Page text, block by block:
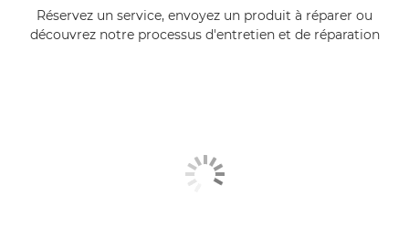
Réservez un service, envoyez un produit à réparer ou
découvrez notre processus d'entretien et de réparation